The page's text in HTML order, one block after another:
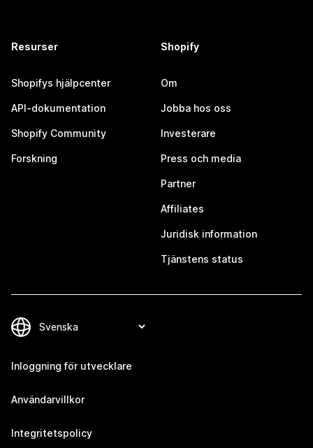
Resurser
Shopifys hjälpcenter
API-dokumentation
Shopify Community
Forskning
Shopify
Om
Jobba hos oss
Investerare
Press och media
Partner
Affiliates
Juridisk information
Tjänstens status
Inloggning för utvecklare
Användarvillkor
Integritetspolicy